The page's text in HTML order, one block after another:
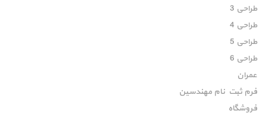
طراحی 3
طراحی 4
طراحی 5
طراحی 6
عمران
فرم ثبت نام مهندسین
فروشگاه